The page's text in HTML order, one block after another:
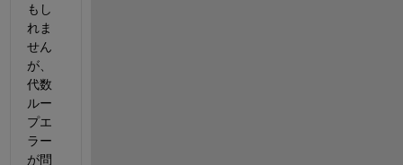
もし
れま
せん
が、
代数
ルー
プエ
ラー
が問